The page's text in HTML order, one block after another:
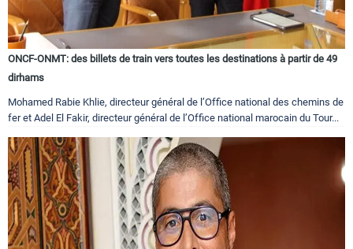
ONCF-ONMT: des billets de train vers toutes les destinations à partir de 49
dirhams
Mohamed Rabie Khlie, directeur général de l’Office national des chemins de
fer et Adel El Fakir, directeur général de l’Office national marocain du Tour...